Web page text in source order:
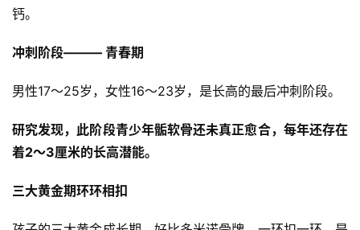
钙。
冲刺阶段——— 青春期
男性17～25岁，女性16～23岁，是长高的最后冲刺阶段。
研究发现，此阶段青少年骺软骨还未真正愈合，每年还存在
着2～3厘米的长高潜能。
三大黄金期环环相扣